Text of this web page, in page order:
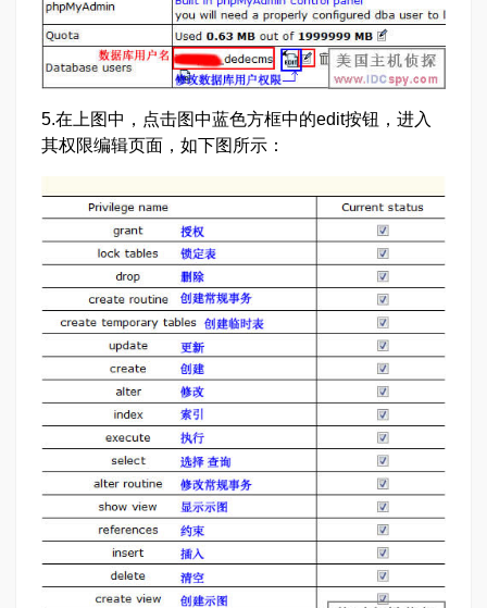
5.在上图中，点击图中蓝色方框中的edit按钮，进入
其权限编辑页面，如下图所示：